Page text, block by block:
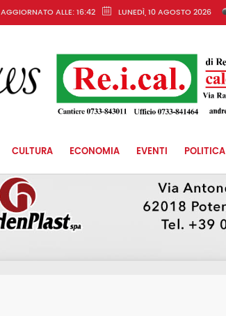
AGGIORNATO ALLE: 16:42 LUNEDÌ, 10 AGOSTO 2026
CULTURA ECONOMIA EVENTI POLITICA